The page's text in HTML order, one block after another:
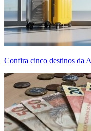
Confira cinco destinos da